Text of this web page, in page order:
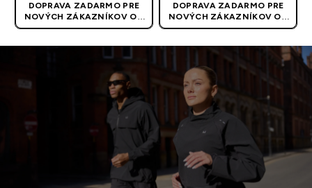
DOPRAVA ZADARMO PRE
NOVÝCH ZÁKAZNÍKOV OD
40 EUR| AKCIA SA APLIKUJE
DOPRAVA ZADARMO PRE
NOVÝCH ZÁKAZNÍKOV OD
40 EUR| AKCIA SA APLIKUJE